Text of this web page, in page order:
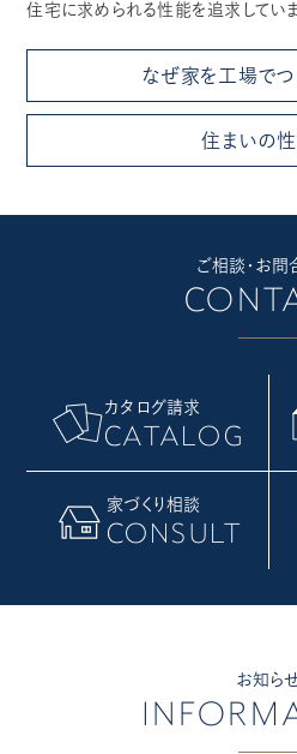
住宅に求められる性能を追求していま
なぜ家を工場でつ
住まいの
ご相談・お問
カタログ請求
CATALOG
家づくり相談
CONSULT
お知ら